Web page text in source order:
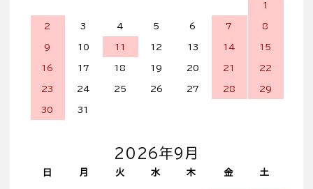
1
2 3 4 5 6 7 8
9 10 11 12 13 14 15
16 17 18 19 20 21 22
23 24 25 26 27 28 29
30 31
2026年9月
日 月 火 水 木 金 土